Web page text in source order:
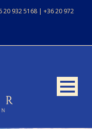
20 932 5168 | +36 20 972